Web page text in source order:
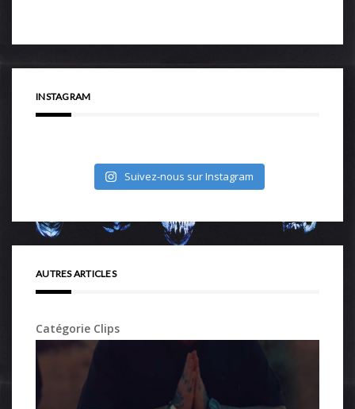
INSTAGRAM
Suivez-nous sur Instagram
AUTRES ARTICLES
Catégorie Clips